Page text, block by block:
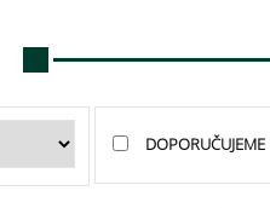
DOPORUČUJEME